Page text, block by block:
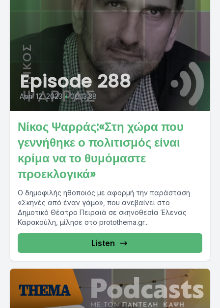
Episode 288
April 12, 2023 • 00:13:38
Νίκος Ψαρράς:«Στη χώρα που
γεννήθηκε ο πολιτισμός είναι
κρίμα να το θυμόμαστε
προεκλογικά»
Ο δημοφιλής ηθοποιός με αφορμή την παράσταση
«Σκηνές από έναν γάμο», που ανεβαίνει στο
Δημοτικό Θέατρο Πειραιά σε σκηνοθεσία Έλενας
Καρακούλη, μίλησε στο protothema.gr...
Listen